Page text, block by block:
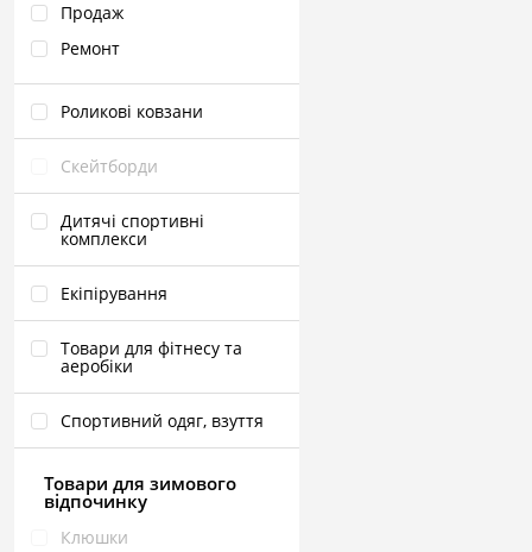
Продаж
Ремонт
Роликові ковзани
Скейтборди
Дитячі спортивні
комплекси
Екіпірування
Товари для фітнесу та
аеробіки
Спортивний одяг, взуття
Товари для зимового
відпочинку
Клюшки